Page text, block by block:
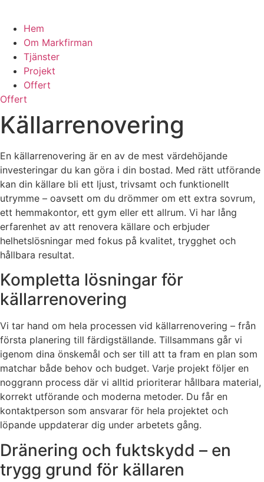
Hem
Om Markfirman
Tjänster
Projekt
Offert
Offert
Källarrenovering
En källarrenovering är en av de mest värdehöjande
investeringar du kan göra i din bostad. Med rätt utförande
kan din källare bli ett ljust, trivsamt och funktionellt
utrymme – oavsett om du drömmer om ett extra sovrum,
ett hemmakontor, ett gym eller ett allrum. Vi har lång
erfarenhet av att renovera källare och erbjuder
helhetslösningar med fokus på kvalitet, trygghet och
hållbara resultat.
Kompletta lösningar för
källarrenovering
Vi tar hand om hela processen vid källarrenovering – från
första planering till färdigställande. Tillsammans går vi
igenom dina önskemål och ser till att ta fram en plan som
matchar både behov och budget. Varje projekt följer en
noggrann process där vi alltid prioriterar hållbara material,
korrekt utförande och moderna metoder. Du får en
kontaktperson som ansvarar för hela projektet och
löpande uppdaterar dig under arbetets gång.
Dränering och fuktskydd – en
trygg grund för källaren